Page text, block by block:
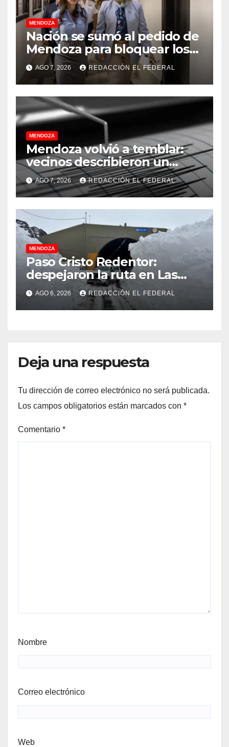
MENDOZA
Nación se sumó al pedido de
Mendoza para bloquear los
celulares en las cárceles de
la provincia
AGO 7, 2026 REDACCIÓN EL FEDERAL
MENDOZA
Mendoza volvió a temblar:
vecinos describieron un
“sacudón” acompañado por
un fuerte estruendo
AGO 7, 2026 REDACCIÓN EL FEDERAL
MENDOZA
Paso Cristo Redentor:
despejaron la ruta en Las
Cuevas antes de otro
temporal con unos 1.500
camiones varados
AGO 6, 2026 REDACCIÓN EL FEDERAL
Deja una respuesta
Tu dirección de correo electrónico no será publicada.
Los campos obligatorios están marcados con *
Comentario *
Nombre
Correo electrónico
Web